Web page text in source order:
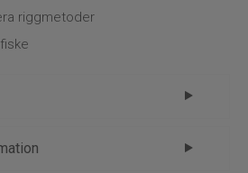
riggmetoder
Mooch Minnow – ett